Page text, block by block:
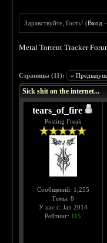
Здравствуйте, Гость! (Вход
Metal Torrent Tracker
Страницы (11): «
Sick shit on the internet...
tears_of_fire
Posting Freak
Сообщений: 1,255
Темы: 8
У нас с: Jan 2014
Рейтинг: 115